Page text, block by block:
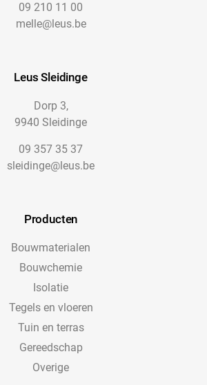
09 210 11 00
melle@leus.be
Leus Sleidinge
Dorp 3,
9940 Sleidinge
09 357 35 37
sleidinge@leus.be
Producten
Bouwmaterialen
Bouwchemie
Isolatie
Tegels en vloeren
Tuin en terras
Gereedschap
Overige